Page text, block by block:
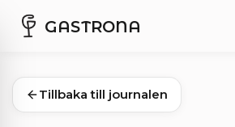
GASTRONA
Tillbaka till journalen